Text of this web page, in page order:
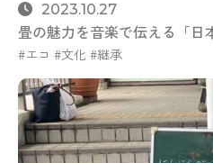
2023.10.27
畳の魅力を音楽で伝える「日
エコ 文化 継承